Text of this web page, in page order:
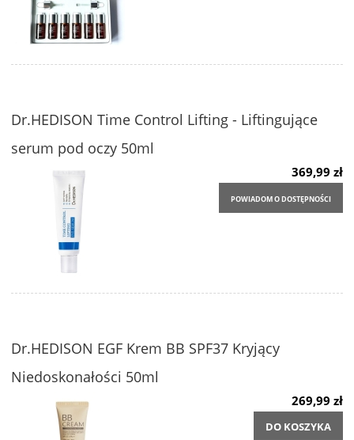
Dr.HEDISON Time Control Lifting - Liftingujące
serum pod oczy 50ml
369,99 zł
POWIADOM O DOSTĘPNOŚCI
Dr.HEDISON EGF Krem BB SPF37 Kryjący
Niedoskonałości 50ml
269,99 zł
DO KOSZYKA